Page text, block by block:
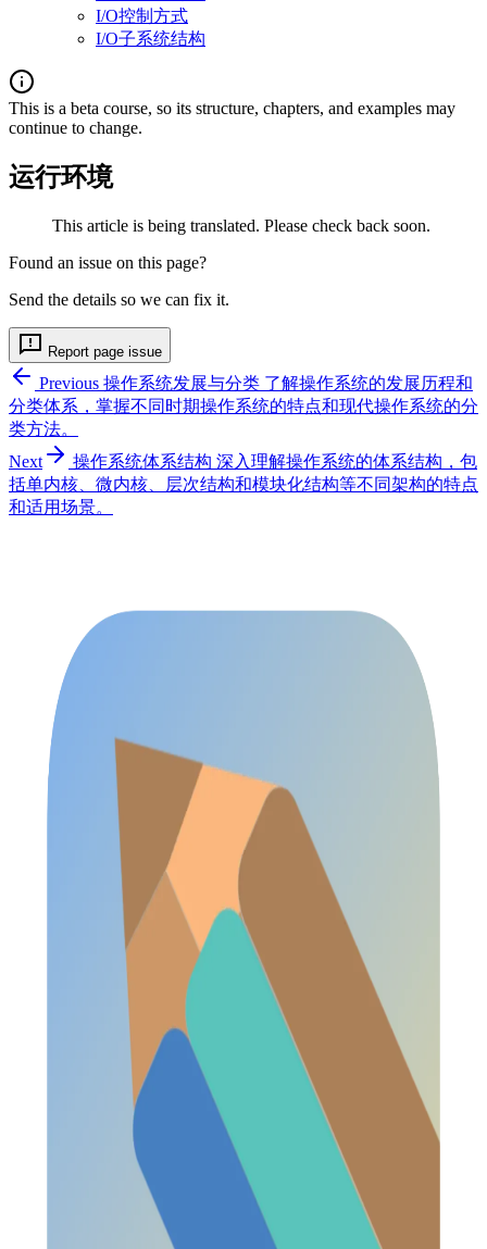
I/O控制方式
I/O子系统结构
This is a beta course, so its structure, chapters, and examples may
continue to change.
运行环境
This article is being translated. Please check back soon.
Found an issue on this page?
Send the details so we can fix it.
Report page issue
Previous 操作系统发展与分类 了解操作系统的发展历程和
分类体系，掌握不同时期操作系统的特点和现代操作系统的分
类方法。
Next
操作系统体系结构 深入理解操作系统的体系结构，包
括单内核、微内核、层次结构和模块化结构等不同架构的特点
和适用场景。